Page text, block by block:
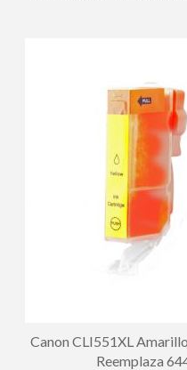
Canon CLI551XL
Reemplaza